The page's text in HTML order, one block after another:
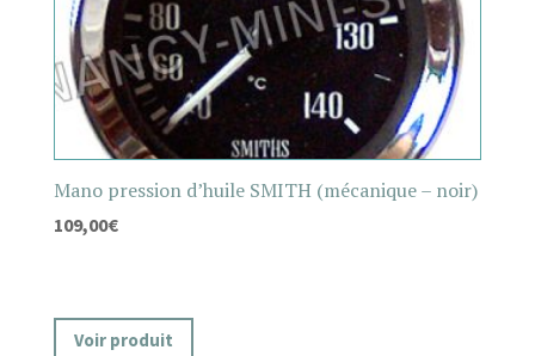
Mano pression d’huile SMITH (mécanique – noir)
109,00€
Voir produit